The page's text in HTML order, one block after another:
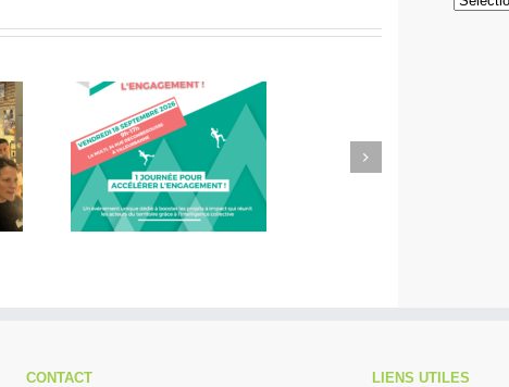
de
Didier Amiel, entrepreneur
chez Misa Légumes
Next
CONTACT LIENS UTILES